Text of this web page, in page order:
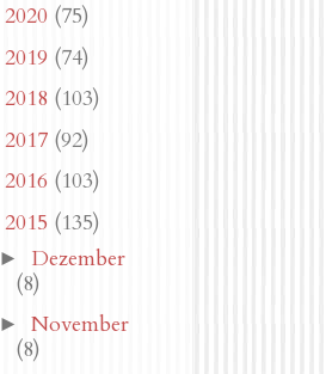
2020 (75)
2019 (74)
2018 (103)
2017 (92)
2016 (103)
2015 (135)
► Dezember
(8)
► November
(8)